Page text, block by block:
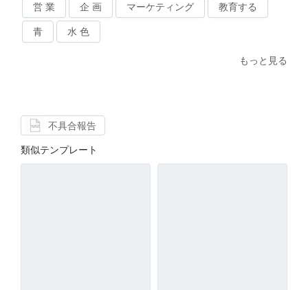
営 業 企 画 マーケティング 教育する
青 水 色
もっと見る
不具合報告
類似テンプレート